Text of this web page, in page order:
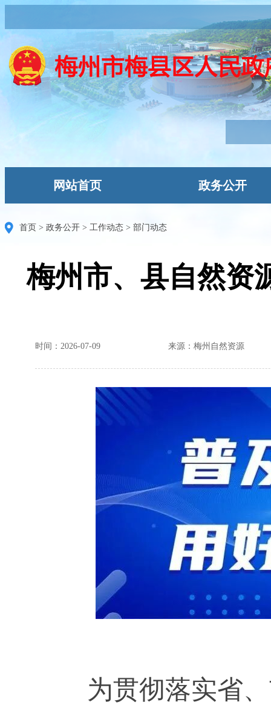
网站首页 政务公开
首页 > 政务公开 > 工作动态 > 部门动态
梅州市、县自然资
时间：2026-07-09 来源：梅州自然资源
为贯彻落实省